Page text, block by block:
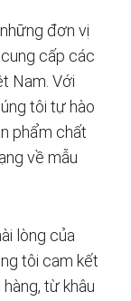
đơn vị
cấp các
Nam. Với
tôi tự hào
phẩm chất
về mẫu
lòng của
tôi cam kết
từ khâu